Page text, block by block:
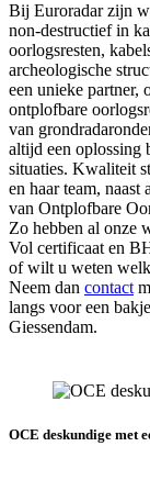
Bij Euroradar zijn
non-destructief in
oorlogsresten,
archeologische
een unieke partner,
ontplofbare
van
altijd een oplossing
situaties. Kwaliteit
en haar team,
van Ontplofbare
Zo hebben al onze
Vol certificaat en
of wilt u weten
Neem dan contact
langs voor een
Giessendam.
OCE deskundige met